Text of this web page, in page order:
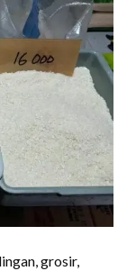
grosir,